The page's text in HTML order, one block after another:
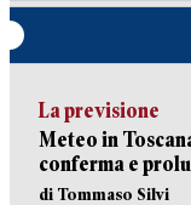
La previsione
Meteo in
conferma e
di Tommaso Silvi